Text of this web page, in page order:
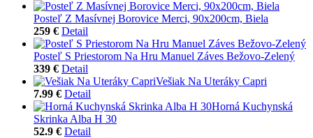
Posteľ Z Masívnej Borovice Merci, 90x200cm, Biela
259 € Detail
Posteľ S Priestorom Na Hru Manuel Záves Bežovo-Zelený
339 € Detail
Vešiak Na Uteráky Capri
7.99 € Detail
Horná Kuchynská
Skrinka Alba H 30
52.9 € Detail